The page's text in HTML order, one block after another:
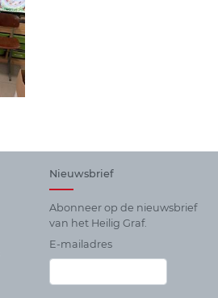
Nieuwsbrief
Abonneer op de nieuwsbrief
van het Heilig Graf.
E-mailadres